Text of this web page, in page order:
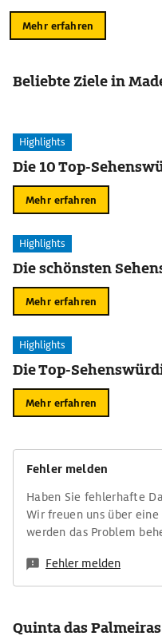
Mehr erfahren
Beliebte Ziele in
Highlights
Die 10 Top-
Mehr erfahren
Highlights
Die schönsten
Mehr erfahren
Highlights
Die Top-
Mehr erfahren
Fehler melden
Haben Sie fehlerhafte
Wir freuen uns über
werden das Problem
Fehler melden
Quinta das Palmeiras